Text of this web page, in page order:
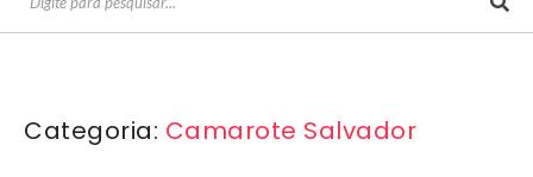
Categoria: Camarote Salvador